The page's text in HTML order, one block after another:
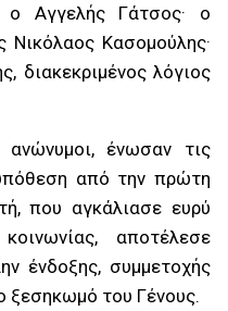
ο Αγγελής Γάτσος· ο
Νικόλαος Κασομούλης·
διακεκριμένος λόγιος
ένωσαν τις
από την πρώτη
που αγκάλιασε ευρύ
αποτέλεσε
ένδοξης, συμμετοχής
ξεσηκωμό του Γένους.